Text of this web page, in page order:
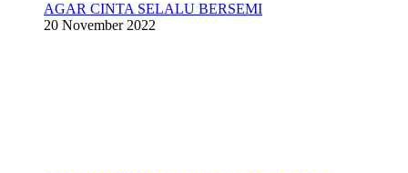
AGAR CINTA SELALU BERSEMI
20 November 2022